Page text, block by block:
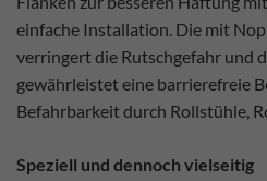
einfache Installation. Die mit
verringert die Rutschgefahr und
gewährleistet eine barrierefreie
Befahrbarkeit durch Rollstühle,
Speziell und dennoch vielseitig